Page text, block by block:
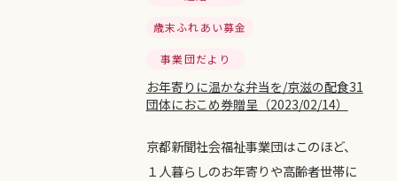
歳末ふれあい募金
事業団だより
お年寄りに温かな弁当を/京滋の配食31
団体におこめ券贈呈（2023/02/14）
京都新聞社会福祉事業団はこのほど、
１人暮らしのお年寄りや高齢者世帯に